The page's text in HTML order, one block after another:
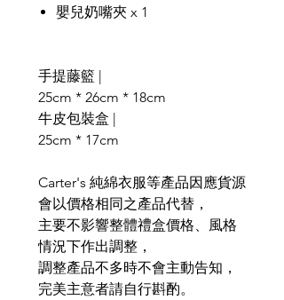
嬰兒奶嘴夾 x 1
手提藤籃 |
25cm * 26cm * 18cm
牛皮包裝盒 |
25cm * 17cm
Carter's 純綿衣服等產品因應貨源
會以價格相同之產品代替，
主要不影響整體禮盒價格、風格
情況下作出調整，
調整產品不多時不會主動告知，
完美主意者請自行斟酌。